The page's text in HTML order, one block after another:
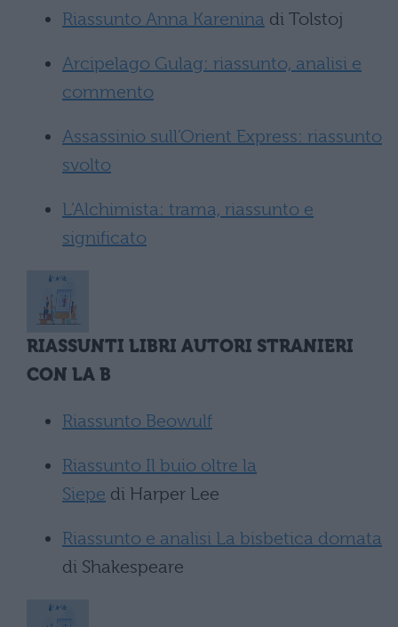
Riassunto Anna Karenina di Tolstoj
Arcipelago Gulag: riassunto, analisi e
commento
Assassinio sull’Orient Express: riassunto
svolto
L’Alchimista: trama, riassunto e
significato
RIASSUNTI LIBRI AUTORI STRANIERI
CON LA B
Riassunto Beowulf
Riassunto Il buio oltre la
Siepe di Harper Lee
Riassunto e analisi La bisbetica domata
di Shakespeare